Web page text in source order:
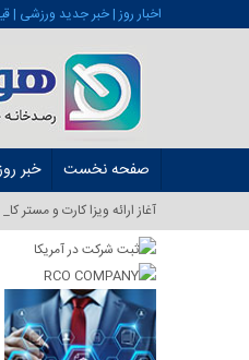
اخبار روز | خبر جدید ورزشی |
صفحه نخست خبر
آغاز ارائه ویزا کارت و مستر